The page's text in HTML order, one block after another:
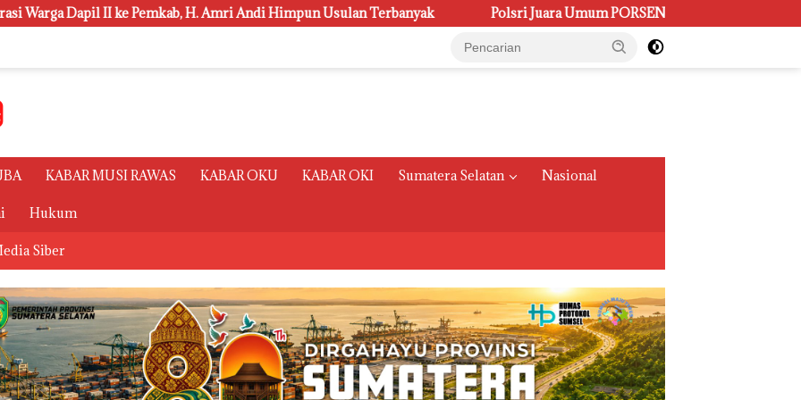
H. Amri Andi Himpun Usulan Terbanyak Polsri Juara Umum PORSENI XV, Raih 60 Medali dan Ukir Gelar Keenam
KABAR MUSI RAWAS KABAR OKU KABAR OKI Sumatera Selatan Nasional
Hukum
Siber